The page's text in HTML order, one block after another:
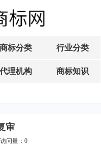
商标分类 行业分类
代理机构 商标知识
审
问量： 0